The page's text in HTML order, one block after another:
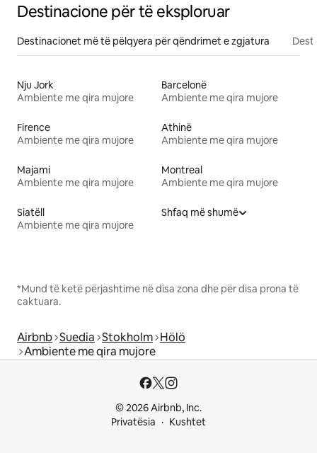
Destinacione për të eksploruar
Destinacionet më të pëlqyera për qëndrimet e zgjatura
Nju Jork
Ambiente me qira mujore
Barcelonë
Ambiente me qira mujore
Firence
Ambiente me qira mujore
Athinë
Ambiente me qira mujore
Majami
Ambiente me qira mujore
Montreal
Ambiente me qira mujore
Siatëll
Ambiente me qira mujore
Shfaq më shumë
*Mund të ketë përjashtime në disa zona dhe për disa prona të
caktuara.
Airbnb Suedia Stokholm Hölö
Ambiente me qira mujore
© 2026 Airbnb, Inc.
Privatësia
Kushtet